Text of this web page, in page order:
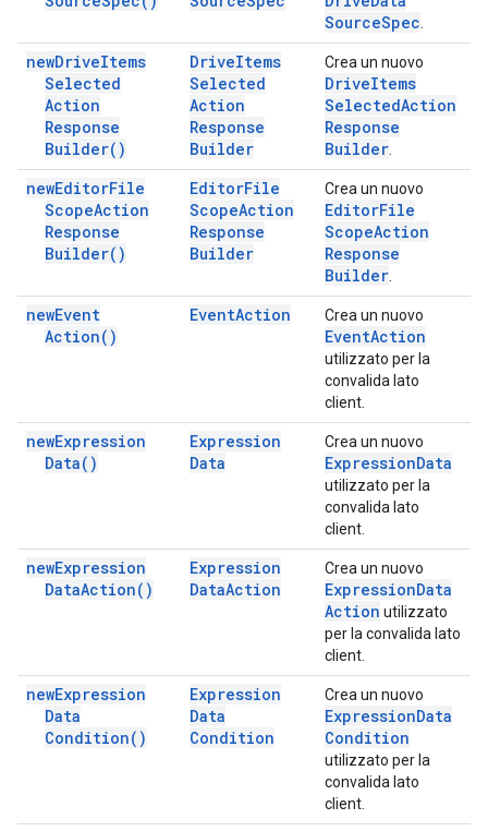
SourceSpec
newDriveItems
Selected
Action
Response
Builder( )
DriveItems
Selected
Action
Response
Builder
Crea un nuovo
DriveItems
SelectedAction
Response
Builder
newEditorFile
ScopeAction
Response
Builder( )
EditorFile
ScopeAction
Response
Builder
Crea un nuovo
EditorFile
ScopeAction
Response
Builder
newEvent
Action( )
EventAction Crea un nuovo
EventAction
utilizzato per la
convalida lato
client.
newExpression
Data( )
Expression
Data
Crea un nuovo
ExpressionData
utilizzato per la
convalida lato
client.
newExpression
DataAction( )
Expression
DataAction
Crea un nuovo
ExpressionData
Action utilizzato
per la convalida lato
client.
newExpression
Data
Condition( )
Expression
Data
Condition
Crea un nuovo
ExpressionData
Condition
utilizzato per la
convalida lato
client.